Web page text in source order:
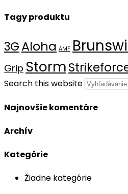
Tagy produktu
3GAloha AMF
Grip Storm
Search this website
Najnovšie komentáre
Archív
Kategórie
Žiadne kategórie